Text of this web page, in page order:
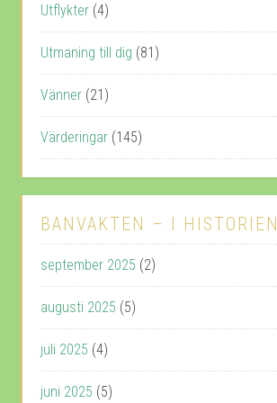
Utflykter (4)
Utmaning till dig (81)
Vänner (21)
Värderingar (145)
BANVAKTEN – I HISTORIEN
september 2025 (2)
augusti 2025 (5)
juli 2025 (4)
juni 2025 (5)